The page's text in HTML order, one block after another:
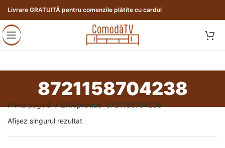
Livrare GRATUITĂ pentru comenzile plătite cu cardul
8721158704238
Prima pagină EAN produs 8721158704238
Afișez singurul rezultat